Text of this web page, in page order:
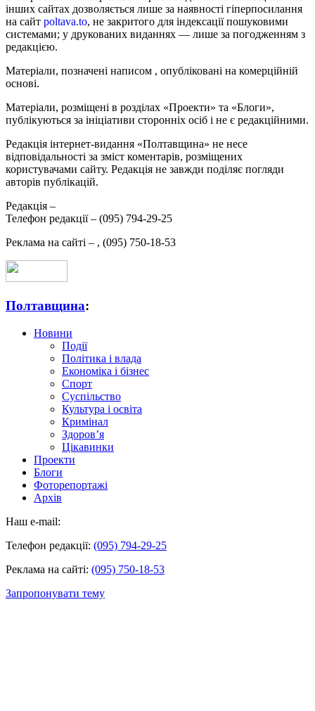
інших сайтах дозволяється лише за наявності гіперпосилання
на сайт poltava.to, не закритого для індексації пошуковими
системами; у друкованих виданнях — лише за погодженням з
редакцією.
Матеріали, позначені написом , опубліковані на комерційній
основі.
Матеріали, розміщені в розділах «Проекти» та «Блоги»,
публікуються за ініціативи сторонніх осіб і не є редакційними.
Редакція інтернет-видання «Полтавщина» не несе
відповідальності за зміст коментарів, розміщених
користувачами сайту. Редакція не завжди поділяє погляди
авторів публікацій.
Редакція –
Телефон редакції – (095) 794-29-25
Реклама на сайті – , (095) 750-18-53
Полтавщина:
Новини
Події
Політика і влада
Економіка і бізнес
Спорт
Суспільство
Культура і освіта
Кримінал
Здоров’я
Цікавинки
Проекти
Блоги
Фоторепортажі
Архів
Наш e-mail:
Телефон редакції: (095) 794-29-25
Реклама на сайті: (095) 750-18-53
Запропонувати тему